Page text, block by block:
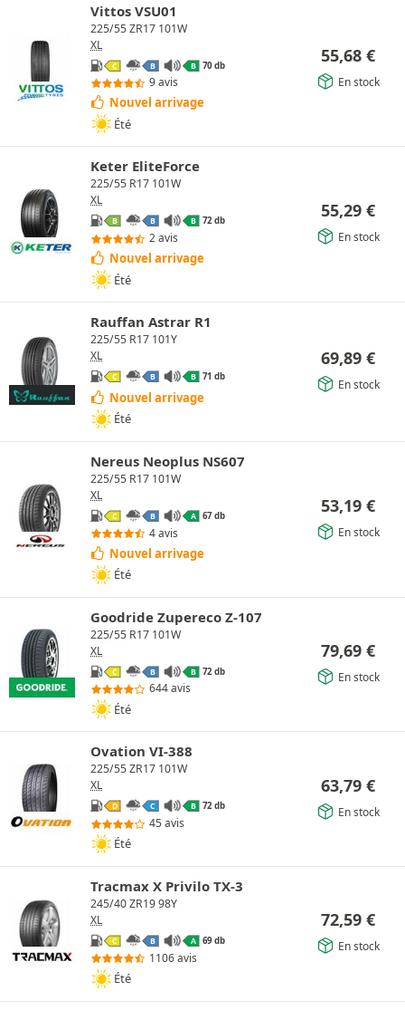
Vittos VSU01
225/55 ZR17 101W
XL
C B B 70 db
9 avis
Nouvel arrivage
Été
55,68 €
En stock
Keter EliteForce
225/55 R17 101W
XL
B B B 72 db
2 avis
Nouvel arrivage
Été
55,29 €
En stock
Rauffan Astrar R1
225/55 R17 101Y
XL
C B B 71 db
Nouvel arrivage
Été
69,89 €
En stock
Nereus Neoplus NS607
225/55 R17 101W
XL
C B A 67 db
4 avis
Nouvel arrivage
Été
53,19 €
En stock
Goodride Zupereco Z-107
225/55 R17 101W
XL
C B B 72 db
644 avis
Été
79,69 €
En stock
Ovation VI-388
225/55 ZR17 101W
XL
D C B 72 db
45 avis
Été
63,79 €
En stock
Tracmax X Privilo TX-3
245/40 ZR19 98Y
XL
C B A 69 db
1106 avis
Été
72,59 €
En stock